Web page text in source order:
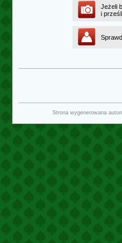
Jeżeli
i
Strona wygenerowana